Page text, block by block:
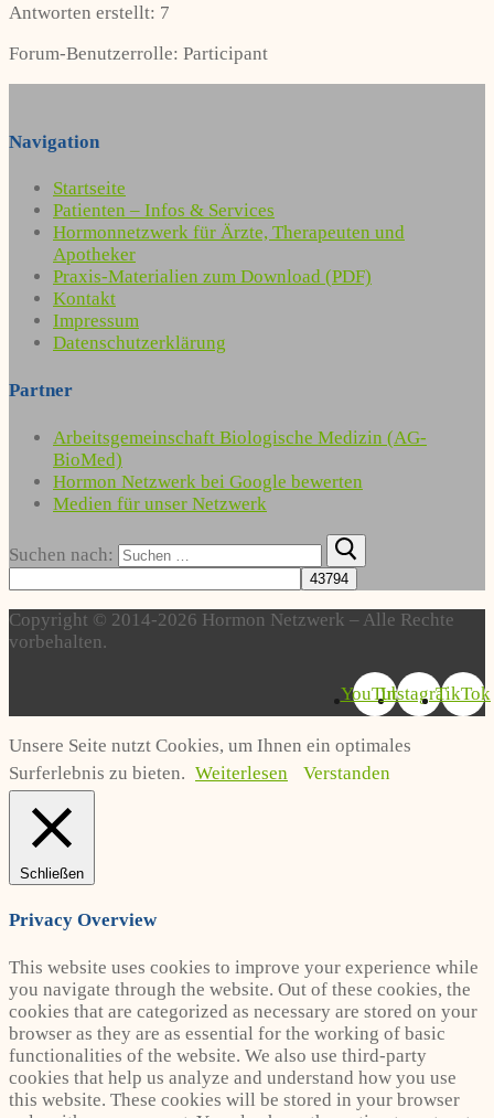
Antworten erstellt: 7
Forum-Benutzerrolle: Participant
Navigation
Startseite
Patienten – Infos & Services
Hormonnetzwerk für Ärzte, Therapeuten und
Apotheker
Praxis-Materialien zum Download (PDF)
Kontakt
Impressum
Datenschutzerklärung
Partner
Arbeitsgemeinschaft Biologische Medizin (AG-
BioMed)
Hormon Netzwerk bei Google bewerten
Medien für unser Netzwerk
Suchen nach:
Copyright © 2014-2026 Hormon Netzwerk – Alle Rechte
vorbehalten.
YouTubeInstagramTikTok
Unsere Seite nutzt Cookies, um Ihnen ein optimales
Surferlebnis zu bieten. Weiterlesen Verstanden
Schließen
Privacy Overview
This website uses cookies to improve your experience while
you navigate through the website. Out of these cookies, the
cookies that are categorized as necessary are stored on your
browser as they are as essential for the working of basic
functionalities of the website. We also use third-party
cookies that help us analyze and understand how you use
this website. These cookies will be stored in your browser